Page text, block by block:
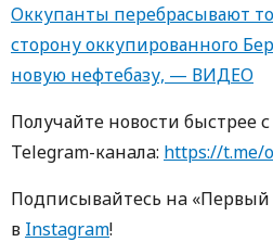
Оккупанты перебрасывают
сторону оккупированного
новую нефтебазу, — ВИДЕО
Получайте новости быстрее
Telegram-кaнaлa: https://t.me/
Пoдписывaйтесь нa
в Instagram!